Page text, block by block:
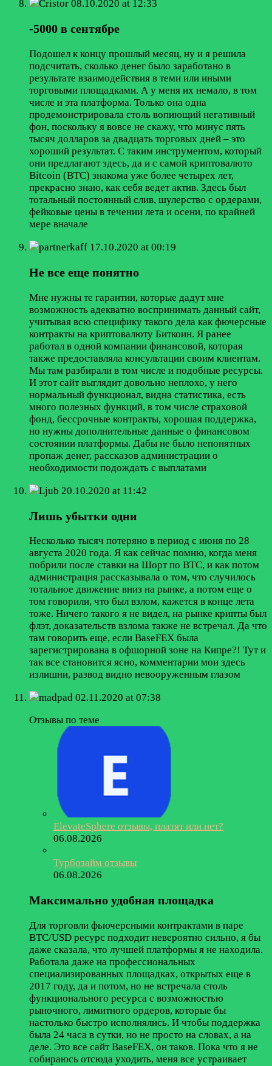
Cristor 08.10.2020 at 12:33
-5000 в сентябре
Подошел к концу прошлый месяц, ну и я решила
подсчитать, сколько денег было заработано в
результате взаимодействия в теми или иными
торговыми площадками. А у меня их немало, в том
числе и эта платформа. Только она одна
продемонстрировала столь вопиющий негативный
фон, поскольку я вовсе не скажу, что минус пять
тысяч долларов за двадцать торговых дней – это
хороший результат. С таким инструментом, который
они предлагают здесь, да и с самой криптовалюто
Bitcoin (BTC) знакома уже более четырех лет,
прекрасно знаю, как себя ведет актив. Здесь был
тотальный постоянный слив, шулерство с ордерами,
фейковые цены в течении лета и осени, по крайней
мере вначале
partnerkaff 17.10.2020 at 00:19
Не все еще понятно
Мне нужны те гарантии, которые дадут мне
возможность адекватно воспринимать данный сайт,
учитывая всю специфику такого дела как фючерсные
контракты на криптовалюту Биткоин. Я ранее
работал в одной компании финансовой, которая
также предоставляла консультации своим клиентам.
Мы там разбирали в том числе и подобные ресурсы.
И этот сайт выглядит довольно неплохо, у него
нормальный функционал, видна статистика, есть
много полезных функций, в том числе страховой
фонд, бессрочные контракты, хорошая поддержка,
но нужны дополнительные данные о финансовом
состоянии платформы. Дабы не было непонятных
пропаж денег, рассказов администрации о
необходимости подождать с выплатами
Ljub 20.10.2020 at 11:42
Лишь убытки одни
Несколько тысяч потеряно в период с июня по 28
августа 2020 года. Я как сейчас помню, когда меня
побрили после ставки на Шорт по BTC, и как потом
администрация рассказывала о том, что случилось
тотальное движение вниз на рынке, а потом еще о
том говорили, что был взлом, кажется в конце лета
тоже. Ничего такого я не видел, на рынке крипты был
флэт, доказательств взлома также не встречал. Да что
там говорить еще, если BaseFEX была
зарегистрирована в офшорной зоне на Кипре?! Тут и
так все становится ясно, комментарии мои здесь
излишни, развод видно невооруженным глазом
madpad 02.11.2020 at 07:38
Отзывы по теме
ElevateSphere отзывы, платят или нет?
06.08.2026
Турбозайм отзывы
06.08.2026
Максимально удобная площадка
Для торговли фьючерсными контрактами в паре
BTC/USD ресурс подходит невероятно сильно, я бы
даже сказала, что лучшей платформы я не находила.
Работала даже на профессиональных
специализированных площадках, открытых еще в
2017 году, да и потом, но не встречала столь
функционального ресурса с возможностью
рыночного, лимитного ордеров, которые бы
настолько быстро исполнялись. И чтобы поддержка
была 24 часа в сутки, но не просто на словах, а на
деле. Это все сайт BaseFEX, он таков. Пока что я не
собираюсь отсюда уходить, меня все устраивает